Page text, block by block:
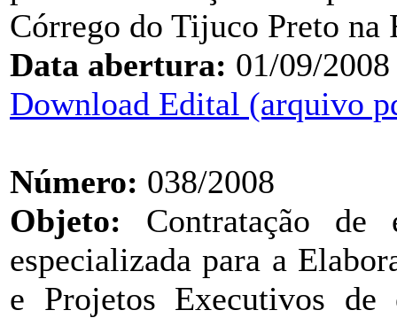
Córrego do Tijuco Preto
Data abertura: 01/09/2008
Download Edital (arquivo
Número: 038/2008
Objeto: Contratação de
especializada para a
e Projetos Executivos de